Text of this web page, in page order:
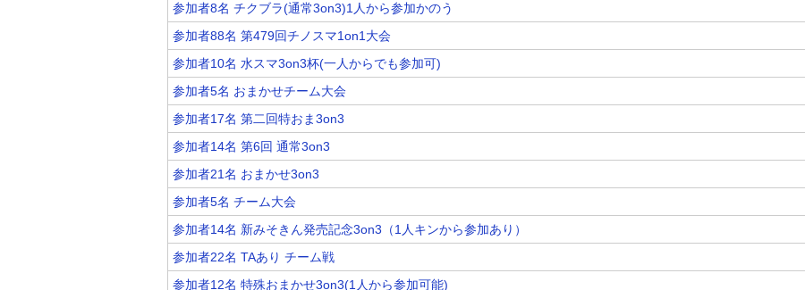
参加者8名 チクブラ(通常3on3)1人から参加かのう
参加者88名 第479回チノスマ1on1大会
参加者10名 水スマ3on3杯(一人からでも参加可)
参加者5名 おまかせチーム大会
参加者17名 第二回特おま3on3
参加者14名 第6回 通常3on3
参加者21名 おまかせ3on3
参加者5名 チーム大会
参加者14名 新みそきん発売記念3on3（1人キンから参加あり）
参加者22名 TAあり チーム戦
参加者12名 特殊おまかせ3on3(1人から参加可能)